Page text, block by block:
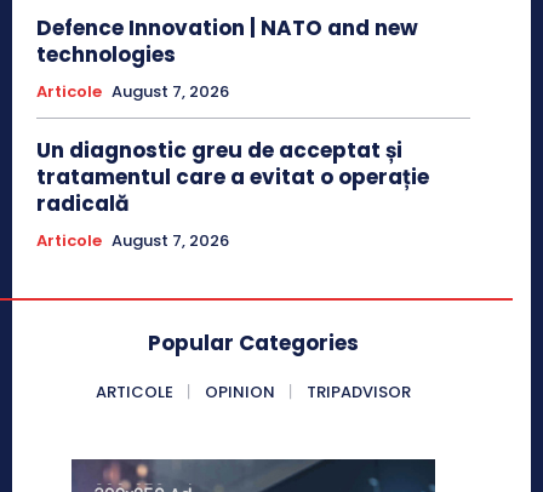
Defence Innovation | NATO and new
technologies
Articole August 7, 2026
Un diagnostic greu de acceptat și
tratamentul care a evitat o operație
radicală
Articole August 7, 2026
Popular Categories
ARTICOLE OPINION TRIPADVISOR